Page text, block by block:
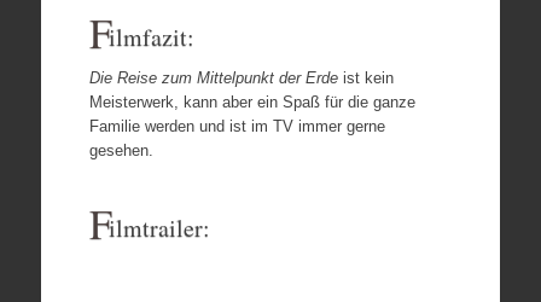
Filmfazit:
Die Reise zum Mittelpunkt der Erdeist kein
Meisterwerk, kann aber ein Spaß für die ganze
Familie werden und ist im TV immer gerne
gesehen.
Filmtrailer: